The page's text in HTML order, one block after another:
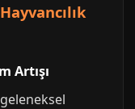
Artışı